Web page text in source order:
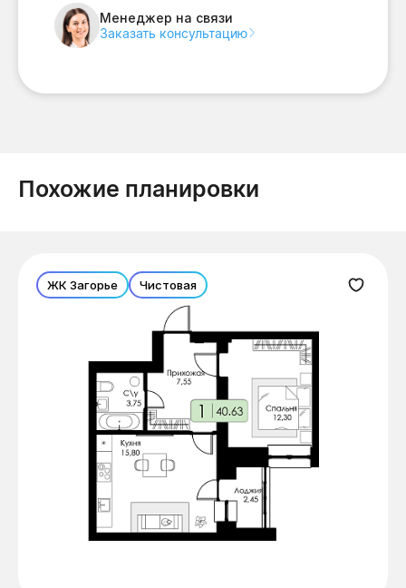
Менеджер на связи
Заказать консультацию
Похожие планировки
ЖК Загорье Чистовая